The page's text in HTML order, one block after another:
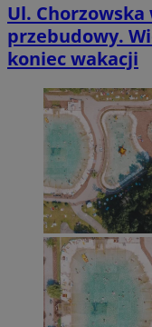
Ul.
przebudowy.
koniec wakacji